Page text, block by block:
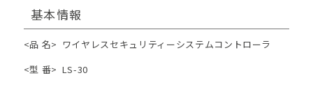
基本情報
<品 名> ワイヤレスセキュリティーシステムコントローラ
<型 番> LS-30